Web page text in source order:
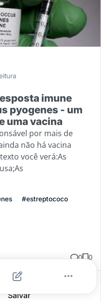
imune
pyogenes - um
uma vacina
por mais de
não há vacina
você verá:As
#estreptococo
0 0
Salvar